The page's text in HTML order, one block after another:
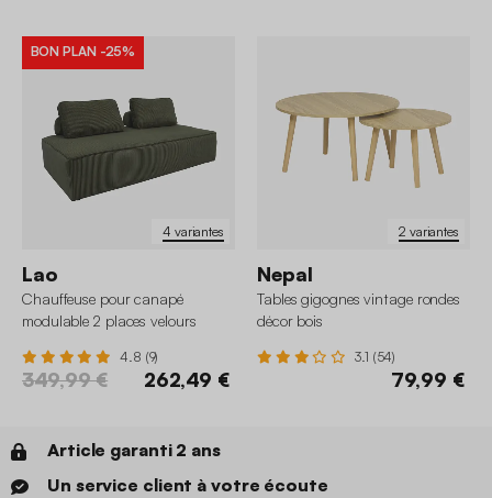
4 variantes
BON PLAN -25%
Lao
Chauffeuse pour canapé
modulable 2 places velours
4.8 (9)
349,99 € 262,49 €
2 variantes
Nepal
Tables gigognes vintage rondes
décor bois
3.1 (54)
79,99 €
Article garanti 2 ans
Un service client à votre écoute